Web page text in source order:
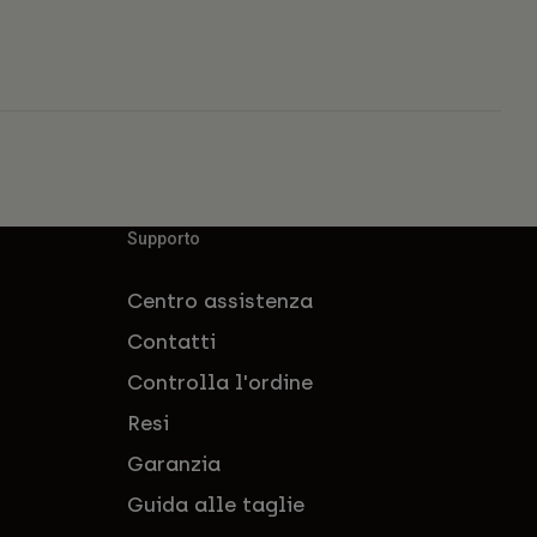
Supporto
Centro assistenza
Contatti
Controlla l'ordine
Resi
Garanzia
Guida alle taglie